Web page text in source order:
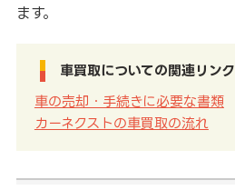
ます。
車買取についての関連リンク
車の売却・手続きに必要な書類
カーネクストの車買取の流れ